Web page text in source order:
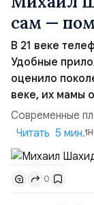
сам —
В 21 веке
Удобные
оценило
веке, их мамы
Современные
достоверную
использовании
его
подготовки.
приложений
Читать 5 мин.
0